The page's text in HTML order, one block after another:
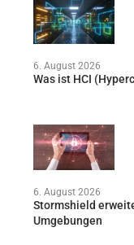
6. August 2026
Was ist HCI
6. August 2026
Stormshield
Umgebungen